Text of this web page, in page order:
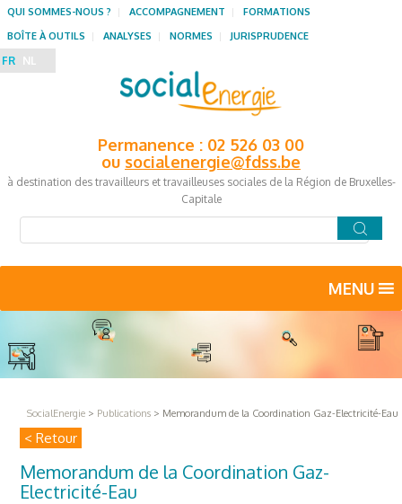
Permanence : 02 526 03 00
ou socialenergie@fdss.be
à destination des travailleurs et travailleuses sociales de la Région de Bruxelles-
Capitale
QUI SOMMES-NOUS ? ACCOMPAGNEMENT
FORMATIONS
BOÎTE À OUTILS
ANALYSES NORMES JURISPRUDENCE
FR NL
MENU
SocialEnergie > Publications > Memorandum de la Coordination Gaz-Electricité-Eau
< Retour
Memorandum de la Coordination Gaz-
Electricité-Eau